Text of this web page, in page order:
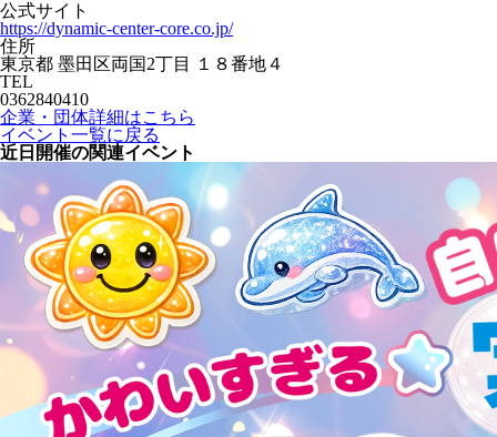
公式サイト
https://dynamic-center-core.co.jp/
住所
東京都 墨田区両国2丁目 １８番地４
TEL
0362840410
企業・団体詳細はこちら
イベント一覧に戻る
近日開催の関連イベント